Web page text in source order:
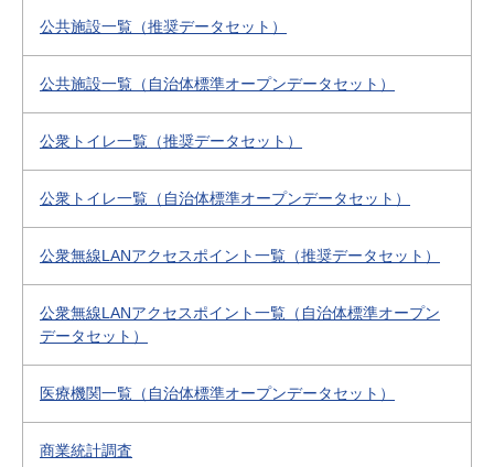
公共施設一覧（推奨データセット）
公共施設一覧（自治体標準オープンデータセット）
公衆トイレ一覧（推奨データセット）
公衆トイレ一覧（自治体標準オープンデータセット）
公衆無線LANアクセスポイント一覧（推奨データセット）
公衆無線LANアクセスポイント一覧（自治体標準オープン
データセット）
医療機関一覧（自治体標準オープンデータセット）
商業統計調査